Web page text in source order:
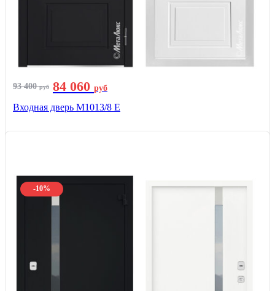
93 400руб 84 060 руб
Входная дверь М1013/8 E
-10%